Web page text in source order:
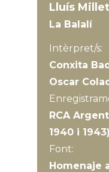
Lluís Millet
La Balalí
Intèrpret/s:
Conxita
Oscar
RCA
1940 i 1943)
Font:
Homenaje